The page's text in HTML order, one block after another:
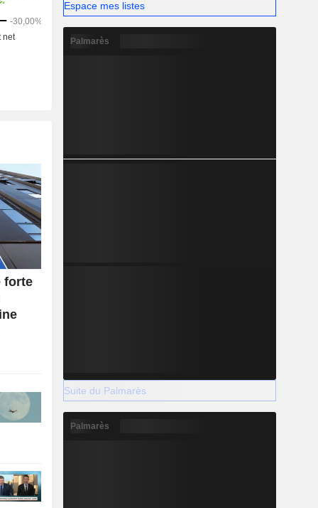
forte
Espace mes listes
Palmarès
Suite du Palmarès
Palmarès